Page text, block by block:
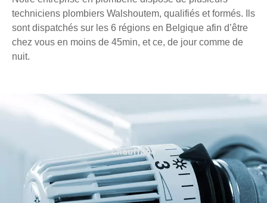
techniciens plombiers Walshoutem, qualifiés et formés. Ils
sont dispatchés sur les 6 régions en Belgique afin d’être
chez vous en moins de 45min, et ce, de jour comme de
nuit.
Chauffage